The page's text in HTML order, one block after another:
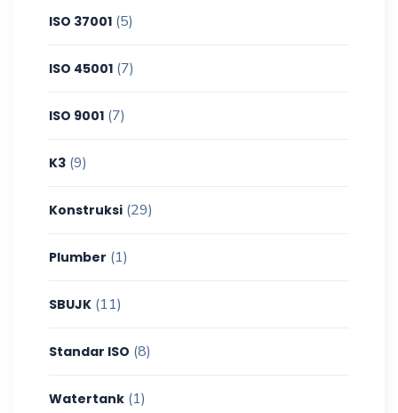
ISO 37001 (5)
ISO 45001 (7)
ISO 9001 (7)
K3 (9)
Konstruksi (29)
Plumber (1)
SBUJK (11)
Standar ISO (8)
Watertank (1)